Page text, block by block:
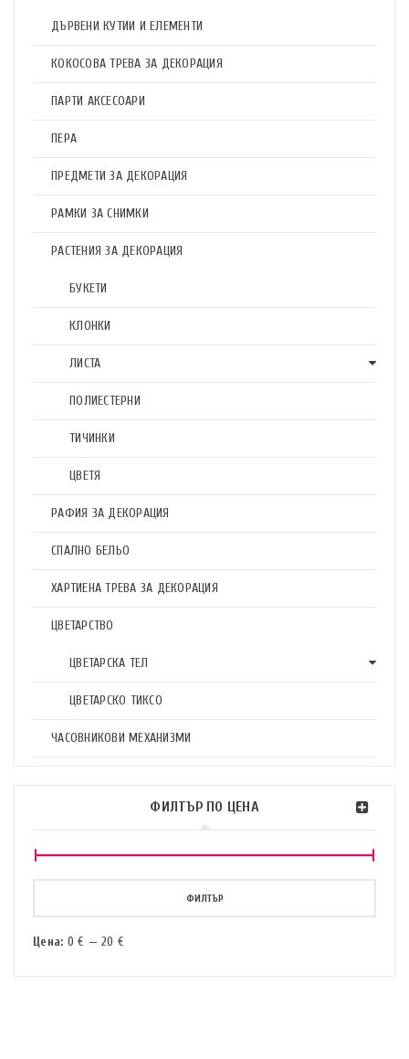
ДЪРВЕНИ КУТИИ И ЕЛЕМЕНТИ
КОКОСОВА ТРЕВА ЗА ДЕКОРАЦИЯ
ПАРТИ АКСЕСОАРИ
ПЕРА
ПРЕДМЕТИ ЗА ДЕКОРАЦИЯ
РАМКИ ЗА СНИМКИ
РАСТЕНИЯ ЗА ДЕКОРАЦИЯ
БУКЕТИ
КЛОНКИ
ЛИСТА
ПОЛИЕСТЕРНИ
ТИЧИНКИ
ЦВЕТЯ
РАФИЯ ЗА ДЕКОРАЦИЯ
СПАЛНО БЕЛЬО
ХАРТИЕНА ТРЕВА ЗА ДЕКОРАЦИЯ
ЦВЕТАРСТВО
ЦВЕТАРСКА ТЕЛ
ЦВЕТАРСКО ТИКСО
ЧАСОВНИКОВИ МЕХАНИЗМИ
ФИЛТЪР ПО ЦЕНА
ФИЛТЪР
Цена: 0 € — 20 €